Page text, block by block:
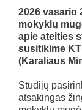
2026 vasario
mokyklų
apie ateities
susitikime
(Karaliaus
Studijų
atsakingas